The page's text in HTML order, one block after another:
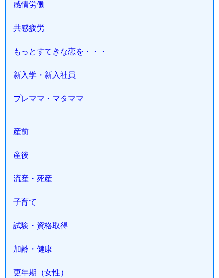
感情労働
共感疲労
もっとすてきな恋を・・・
新入学・新入社員
プレママ・マタママ
産前
産後
流産・死産
子育て
試験・資格取得
加齢・健康
更年期（女性）